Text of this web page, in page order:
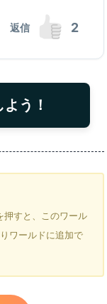
返信 2
う！
すと、このワール
ワールドに追加で